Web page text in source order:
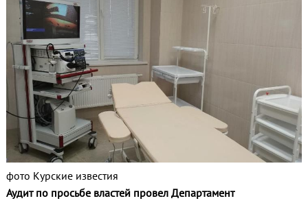
фото Курские известия
Аудит по просьбе властей провел Департамент